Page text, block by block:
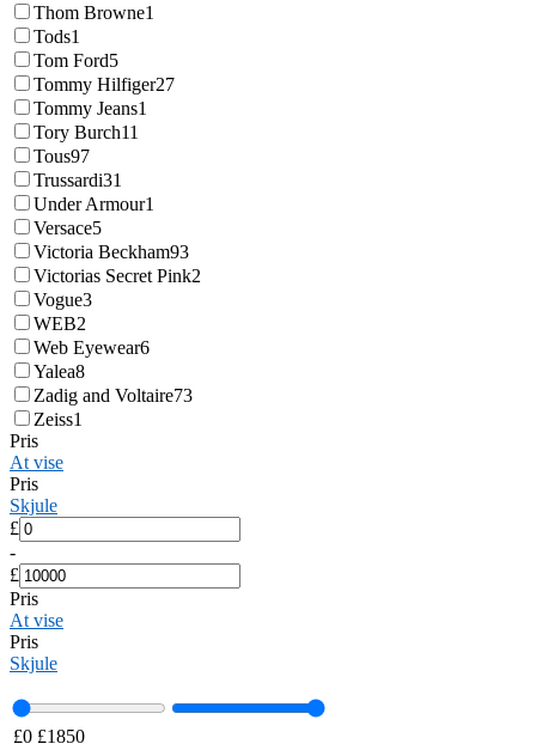
Thom Browne1
Tods1
Tom Ford5
Tommy Hilfiger27
Tommy Jeans1
Tory Burch11
Tous97
Trussardi31
Under Armour1
Versace5
Victoria Beckham93
Victorias Secret Pink2
Vogue3
WEB2
Web Eyewear6
Yalea8
Zadig and Voltaire73
Zeiss1
Pris
At vise
Pris
Skjule
£
-
£
Pris
At vise
Pris
Skjule
£0 £1850